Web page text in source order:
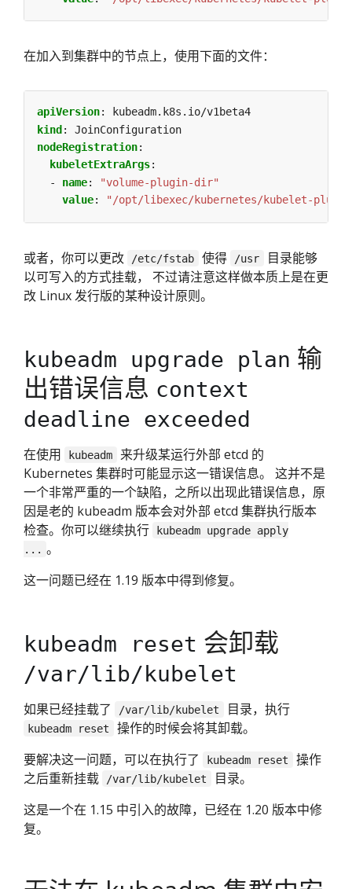
在加入到集群中的节点上，使用下面的文件：
apiVersion:
kubeadm.k8s.io/v1beta4
kind :
JoinConfiguration
nodeRegistration:
kubeletExtraArgs:
- name:
"volume-plugin-dir"
value: "/opt/libexec/kubernetes/kubelet-
或者，你可以更改 /etc/fstab 使得 /usr
目录能够
以可写入的方式挂载， 不过请注意这样做本质上是在更
改 Linux 发行版的某种设计原则。
kubeadm upgrade plan 输
出错误信息 context
deadline exceeded
在使用 kubeadm
来升级某运行外部 etcd 的
Kubernetes 集群时可能显示这一错误信息。 这并不是
一个非常严重的一个缺陷，之所以出现此错误信息，原
因是老的 kubeadm 版本会对外部 etcd 集群执行版本
检查。你可以继续执行
kubeadm upgrade apply
... 。
这一问题已经在 1.19 版本中得到修复。
kubeadm reset 会卸载
/var/lib/kubelet
如果已经挂载了 /var/lib/kubelet 目录，执行
kubeadm reset
操作的时候会将其卸载。
要解决这一问题，可以在执行了
kubeadm reset
操作
之后重新挂载
/var/lib/kubelet
目录。
这是一个在 1.15 中引入的故障，已经在 1.20 版本中修
复。